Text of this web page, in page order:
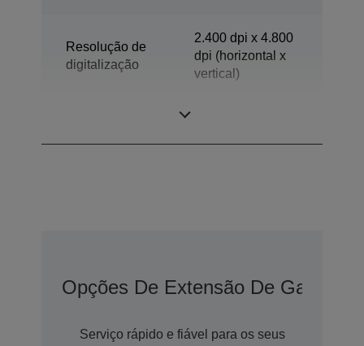
Resolução de
digitalização
2.400 dpi x 4.800
dpi (horizontal x
vertical)
Opções De Extensão De Garantia
Serviço rápido e fiável para os seus